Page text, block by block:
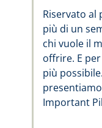
Riservato al
più di un
chi vuole il
offrire. E
più
Important